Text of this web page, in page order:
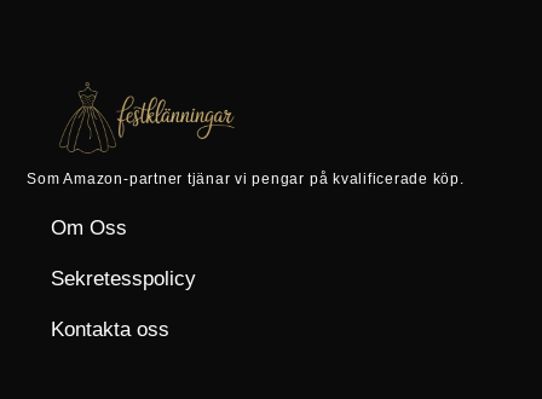
Som Amazon-partner tjänar vi pengar på kvalificerade köp.
Om Oss
Sekretesspolicy
Kontakta oss